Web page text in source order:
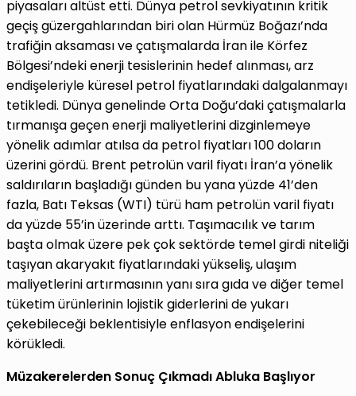
piyasaları altüst etti. Dünya petrol sevkiyatının kritik
geçiş güzergahlarından biri olan Hürmüz Boğazı’nda
trafiğin aksaması ve çatışmalarda İran ile Körfez
Bölgesi’ndeki enerji tesislerinin hedef alınması, arz
endişeleriyle küresel petrol fiyatlarındaki dalgalanmayı
tetikledi. Dünya genelinde Orta Doğu’daki çatışmalarla
tırmanışa geçen enerji maliyetlerini dizginlemeye
yönelik adımlar atılsa da petrol fiyatları 100 doların
üzerini gördü. Brent petrolün varil fiyatı İran’a yönelik
saldırıların başladığı günden bu yana yüzde 41’den
fazla, Batı Teksas (WTI) türü ham petrolün varil fiyatı
da yüzde 55’in üzerinde arttı. Taşımacılık ve tarım
başta olmak üzere pek çok sektörde temel girdi niteliği
taşıyan akaryakıt fiyatlarındaki yükseliş, ulaşım
maliyetlerini artırmasının yanı sıra gıda ve diğer temel
tüketim ürünlerinin lojistik giderlerini de yukarı
çekebileceği beklentisiyle enflasyon endişelerini
körükledi.
Müzakerelerden Sonuç Çıkmadı Abluka Başlıyor